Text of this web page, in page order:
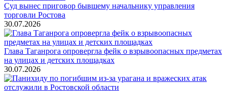
Суд вынес приговор бывшему начальнику управления
торговли Ростова
30.07.2026
Глава Таганрога опровергла фейк о взрывоопасных предметах
на улицах и детских площадках
30.07.2026